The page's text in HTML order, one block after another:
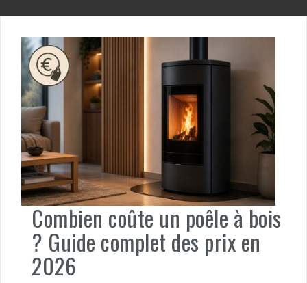
Combien coûte un poêle à bois
? Guide complet des prix en
2026